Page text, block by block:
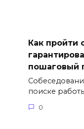
Как пройти
пошаговый
поиске
0